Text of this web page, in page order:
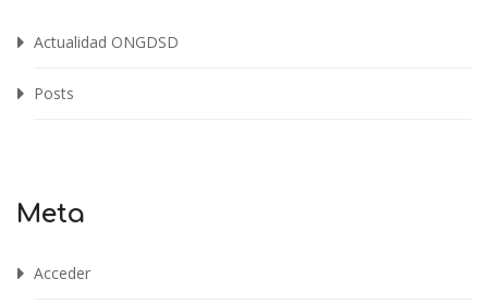
Actualidad ONGDSD
Posts
Meta
Acceder